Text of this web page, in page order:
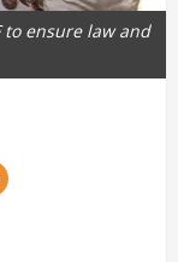
to ensure law and